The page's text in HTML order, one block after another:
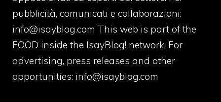
pubblicità, comunicati e collaborazioni:
info@isayblog.com This web is part of the
FOOD inside the IsayBlog! network. For
advertising, press releases and other
opportunities: info@isayblog.com